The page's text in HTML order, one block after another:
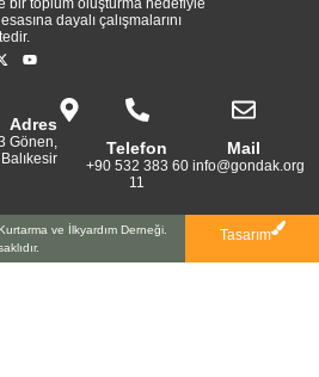
bir toplum oluşturma hedefiyle
dayalı çalışmalarını
Adres
Gönen,
Balıkesir
Telefon
+90 532 383 60
11
Mail
info@gondak.org
ve İlkyardım Derneği.
Tasarım